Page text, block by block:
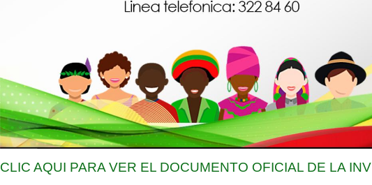
CLIC AQUI PARA VER EL DOCUMENTO OFICIAL DE LA